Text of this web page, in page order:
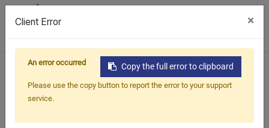
首頁 產品 精選原葉茶包 蜜戀桃紅
Client Error ×
Copy the full error to clipboard
An error occurred
Please use the copy button to report the error to your support
service.